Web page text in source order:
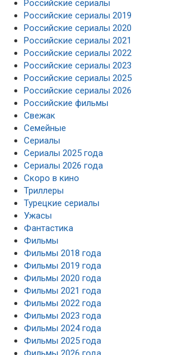
Российские сериалы
Российские сериалы 2019
Российские сериалы 2020
Российские сериалы 2021
Российские сериалы 2022
Российские сериалы 2023
Российские сериалы 2025
Российские сериалы 2026
Российские фильмы
Свежак
Семейные
Сериалы
Сериалы 2025 года
Сериалы 2026 года
Скоро в кино
Триллеры
Турецкие сериалы
Ужасы
Фантастика
Фильмы
Фильмы 2018 года
Фильмы 2019 года
Фильмы 2020 года
Фильмы 2021 года
Фильмы 2022 года
Фильмы 2023 года
Фильмы 2024 года
Фильмы 2025 года